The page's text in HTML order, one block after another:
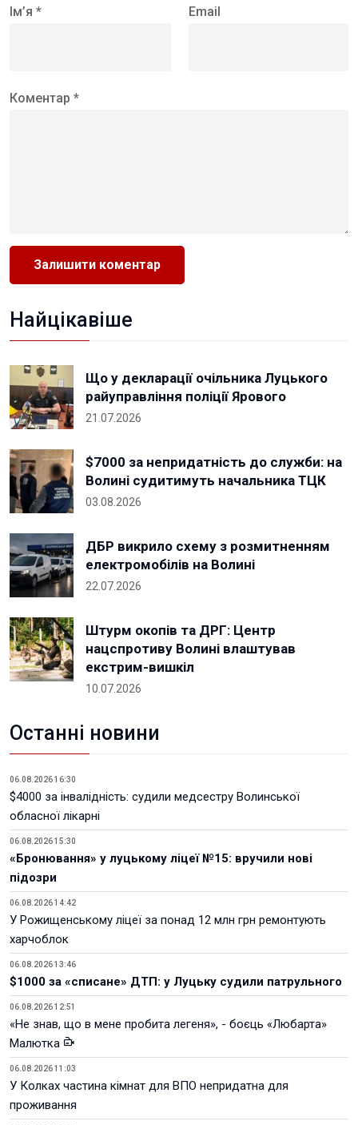
Ім’я * Email
Коментар *
Найцікавіше
Що у декларації очільника Луцького
райуправління поліції Ярового
21.07.2026
$7000 за непридатність до служби: на
Волині судитимуть начальника ТЦК
03.08.2026
ДБР викрило схему з розмитненням
електромобілів на Волині
22.07.2026
Штурм окопів та ДРГ: Центр
нацспротиву Волині влаштував
екстрим-вишкіл
10.07.2026
Останні новини
06.08.2026 16:30
$4000 за інвалідність: судили медсестру Волинської
обласної лікарні
06.08.2026 15:30
«Бронювання» у луцькому ліцеї №15: вручили нові
підозри
06.08.2026 14:42
У Рожищенському ліцеї за понад 12 млн грн ремонтують
харчоблок
06.08.2026 13:46
$1000 за «списане» ДТП: у Луцьку судили патрульного
06.08.2026 12:51
«Не знав, що в мене пробита легеня», - боєць «Любарта»
Малютка
06.08.2026 11:03
У Колках частина кімнат для ВПО непридатна для
проживання